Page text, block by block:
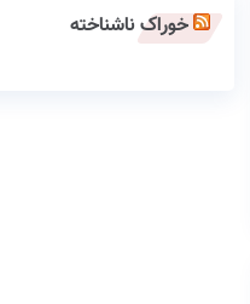
خوراک ناشناخته